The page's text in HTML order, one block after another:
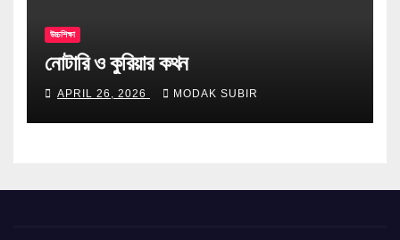
উচ্চশিক্ষা
নোটারি ও কুরিয়ার কথন
APRIL 26, 2026 MODAK SUBIR